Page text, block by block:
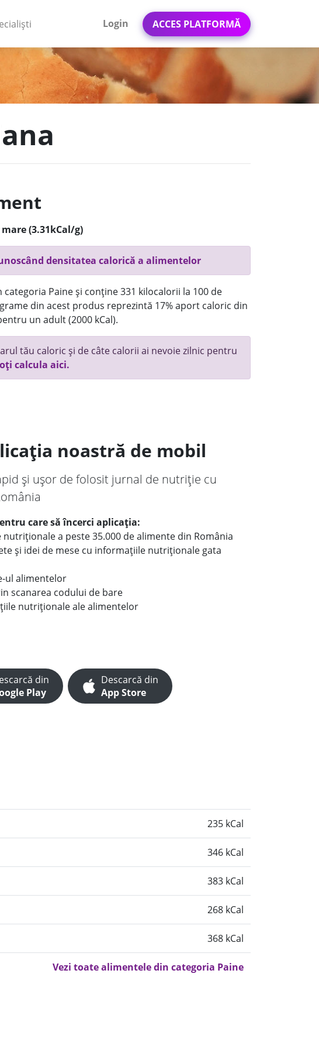
Login ACCES PLATFORMĂ
(3.31kCal/g)
densitatea calorică a alimentelor
Paine și conține 331 kilocalorii la 100 de
din acest produs reprezintă 17% aport caloric din
un adult (2000 kCal).
tău caloric și de câte calorii ai nevoie zilnic pentru
calcula aici.
noastră de mobil
și ușor de folosit jurnal de nutriție cu
care să încerci aplicația:
a peste 35.000 de alimente din România
și idei de mese cu informațiile nutriționale gata
ul alimentelor
scanarea codului de bare
nutriționale ale alimentelor
din
Play
Descarcă din
App Store
235 kCal
346 kCal
383 kCal
268 kCal
368 kCal
Vezi toate alimentele din categoria Paine